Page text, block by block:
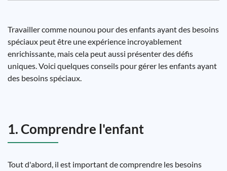
Travailler comme nounou pour des enfants ayant des besoins
spéciaux peut être une expérience incroyablement
enrichissante, mais cela peut aussi présenter des défis
uniques. Voici quelques conseils pour gérer les enfants ayant
des besoins spéciaux.
1. Comprendre l'enfant
Tout d'abord, il est important de comprendre les besoins